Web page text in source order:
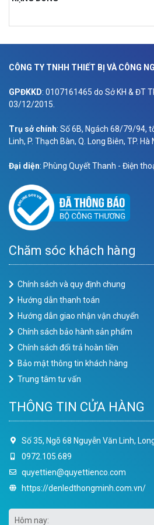
CÔNG TY TNHH THIẾT BỊ VÀ CÔNG
GPĐKKD: 0107161465 do Sở KH & ĐT
03/12/2015.
Trụ sở chính: Số 6B, Ngách 68/79/94,
Linh, P. Thạch Bàn, Q. Long Biên, TP. Hà
Đại diện: Phùng Quyết Thanh - Điện
Chăm sóc khách hàng
Chính sách và quy định chung
Hướng dẫn thanh toán
Hướng dẫn giao nhận vận chuyển
Chính sách bảo hành sản phẩm
Chính sách đổi trả hoàn tiền
Bảo mật thông tin khách hàng
Trung tâm tư vấn
THÔNG TIN CỬA HÀNG
Số 35, Ngõ 68 Nguyễn Văn Linh,
0972.105.689
quyettien@quyettienco.com
https://denledthongminh.com.vn/
Hôm nay: